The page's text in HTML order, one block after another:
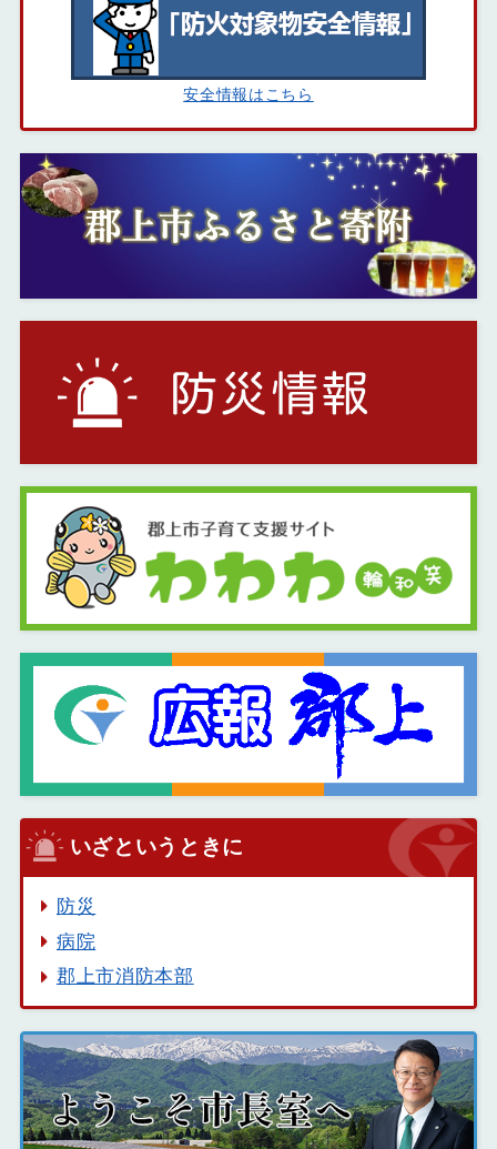
安全情報はこちら
いざというときに
防災
病院
郡上市消防本部